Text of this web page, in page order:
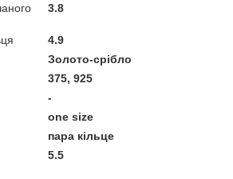
3.8
4.9
Золото-срібло
375, 925
-
one size
пара кільце
5.5